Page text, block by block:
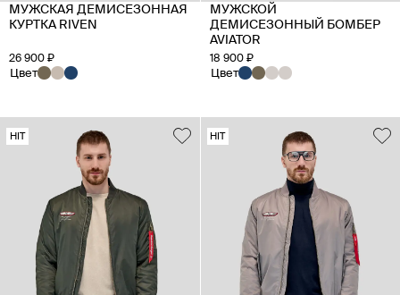
МУЖСКАЯ ДЕМИСЕЗОННАЯ
КУРТКА RIVEN
26 900 ₽
Цвет
МУЖСКОЙ
ДЕМИСЕЗОННЫЙ БОМБЕР
AVIATOR
18 900 ₽
Цвет
HIT HIT